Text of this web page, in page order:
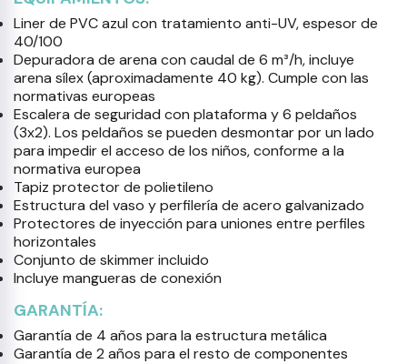
Liner de PVC azul con tratamiento anti-UV, espesor de
40/100
Depuradora de arena con caudal de 6 m³/h, incluye
arena sílex (aproximadamente 40 kg). Cumple con las
normativas europeas
Escalera de seguridad con plataforma y 6 peldaños
(3x2). Los peldaños se pueden desmontar por un lado
para impedir el acceso de los niños, conforme a la
normativa europea
Tapiz protector de polietileno
Estructura del vaso y perfilería de acero galvanizado
Protectores de inyección para uniones entre perfiles
horizontales
Conjunto de skimmer incluido
Incluye mangueras de conexión
GARANTÍA:
Garantía de 4 años para la estructura metálica
Garantía de 2 años para el resto de componentes